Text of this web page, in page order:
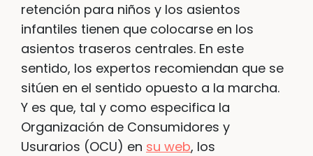
retención para niños y los asientos
infantiles tienen que colocarse en los
asientos traseros centrales. En este
sentido, los expertos recomiendan que se
sitúen en el sentido opuesto a la marcha.
Y es que, tal y como especifica la
Organización de Consumidores y
Usurarios (OCU) en su web, los